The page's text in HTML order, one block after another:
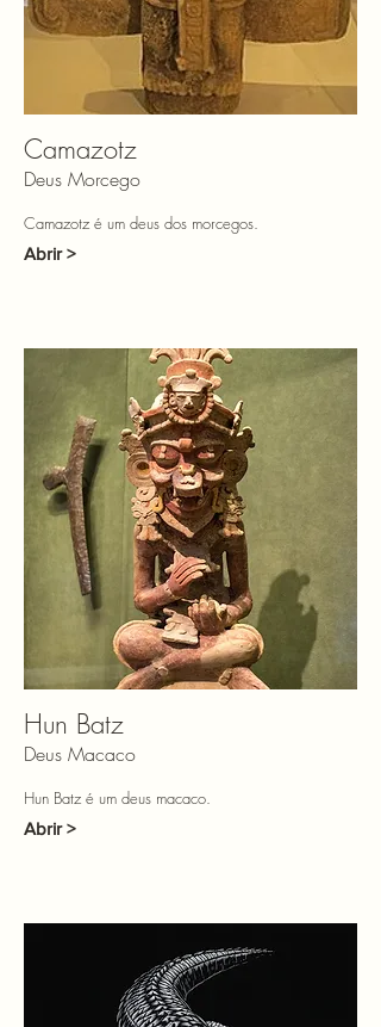
Camazotz
Deus Morcego
Camazotz é um deus dos morcegos.
Abrir >
Hun Batz
Deus Macaco
Hun Batz é um deus macaco.
Abrir >